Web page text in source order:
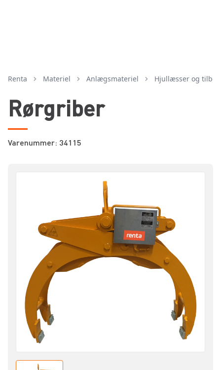
Renta Materiel anlægsmateriel hjullæsser og
Rørgriber
Varenummer: 34115